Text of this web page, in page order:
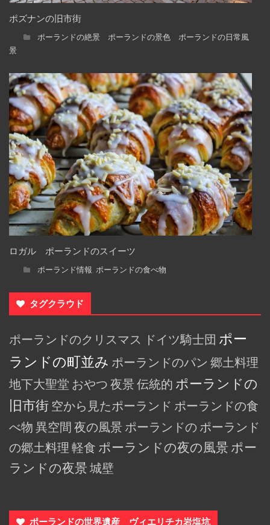
ポズナンの旧市街
ポーランドの絶景 ポーランドの景色 ポーランドの日常風
景
ロガル ポーランドのスイーツ
ポーランド情報, ポーランドの食べ物
タグクラウド
ポーランドのクリスマス ドイツ騎士団 ポー
ランドの町並み ポーランドのパン 郷土料理
地下大聖堂 おやつ 夜景 伝統的 ポーランドの
旧市街 空から見たポーランド ポーランドの食
べ物 異空間 夜の風景 ポーランドの ポーランド
の郷土料理 軽食 ポーランドの夜の風景 ポー
ランドの夜景 城壁
ポーランドの世界遺産 ヴィエリチカ岩塩坑